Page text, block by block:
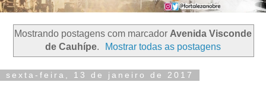
Mostrando postagens com marcador Avenida Visconde
de Cauhípe. Mostrar todas as postagens
sexta-feira, 13 de janeiro de 2017